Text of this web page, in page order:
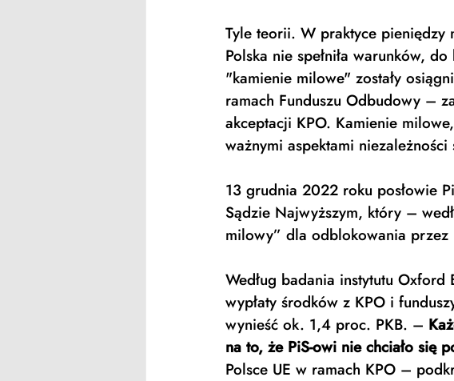
Tyle teorii. W praktyce pieniędzy
Polska nie spełniła warunków,
"kamienie milowe" zostały
ramach Funduszu Odbudowy –
akceptacji KPO. Kamienie
ważnymi aspektami niezależności
13 grudnia 2022 roku posłowie
Sądzie Najwyższym, który –
milowy” dla odblokowania przez
Według badania instytutu Oxford
wypłaty środków z KPO i
wynieść ok. 1,4 proc. PKB. –
na to, że PiS-owi nie chciało się
Polsce UE w ramach KPO –